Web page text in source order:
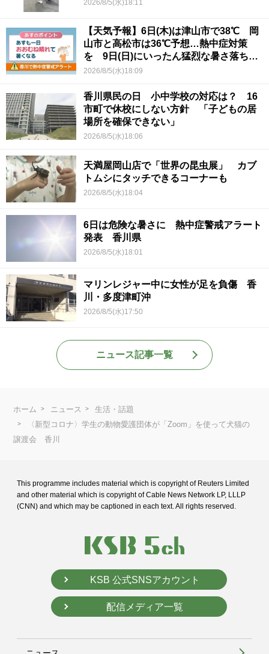
2026/8/5(水)18:11
【天気予報】6日(木)は津山市で38℃ 岡
山市と高松市は36℃予想…熱中症対策
を 9日(日)にいったん猛烈な暑さ落ち着
くか
2026/8/5(水)18:09
香川県民の日 小中学校の対応は？ 16
市町で休校にしない方針 「子どもの居
場所を確保できない」
2026/8/5(水)18:06
天満屋岡山店で「世界の昆虫展」 カブ
トムシにタッチできるコーナーも
2026/8/5(水)18:04
6日は危険な暑さに 熱中症警戒アラート
発表 香川県
2026/8/5(水)18:01
マリンレジャー中に女性が足を負傷 香
川・多度津町沖
2026/8/5(水)17:50
ニュース記事一覧
ホーム ニュース
生活・話題
〈新型コロナ〉学生の動物愛護団体が「Zoom」を使って犬猫の
譲渡会 香川
This programme includes material which is copyright of Reuters Limited
and other material which is copyright of Cable News Network LP, LLLP
(CNN) and which may be captioned in each text. All rights reserved.
KSB 公式SNSアカウント
配信メディア一覧